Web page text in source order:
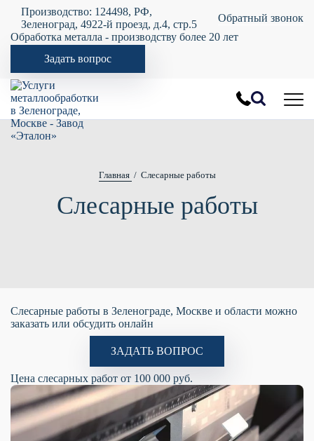
Производство: 124498, РФ,
Зеленоград, 4922-й проезд, д.4, стр.5
Обратный звонок
Обработка металла - производству более 20 лет
Задать вопрос
Главная Слесарные работы
Слесарные работы
Слесарные работы в Зеленограде, Москве и области можно
заказать или обсудить онлайн
ЗАДАТЬ ВОПРОС
Цена слесарных работ от 100 000 руб.